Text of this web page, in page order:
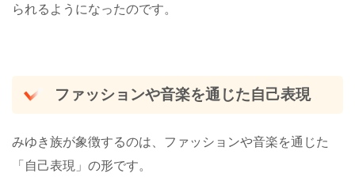
られるようになったのです。
ファッションや音楽を通じた自己表現
みゆき族が象徴するのは、ファッションや音楽を通じた
「自己表現」の形です。